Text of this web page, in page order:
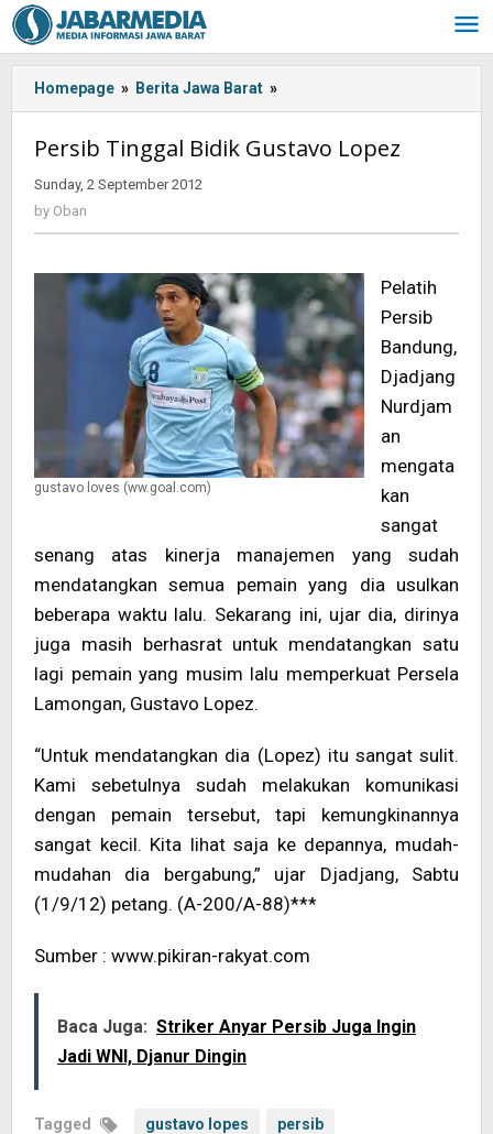
Skip
to
content
Homepage » Berita Jawa Barat »
-:IN-
>Persib
-:-
Persib Tinggal Bidik Gustavo Lopez
Sunday, 2 September 2012
by Oban
gustavo loves (ww.goal.com)
Pelatih
Persib
Bandung,
Djadjang
Nurdjam
an
mengata
kan
sangat
senang atas kinerja manajemen yang sudah
mendatangkan semua pemain yang dia usulkan
beberapa waktu lalu. Sekarang ini, ujar dia, dirinya
juga masih berhasrat untuk mendatangkan satu
lagi pemain yang musim lalu memperkuat Persela
Lamongan, Gustavo Lopez.
“Untuk mendatangkan dia (Lopez) itu sangat sulit.
Kami sebetulnya sudah melakukan komunikasi
dengan pemain tersebut, tapi kemungkinannya
sangat kecil. Kita lihat saja ke depannya, mudah-
mudahan dia bergabung,” ujar Djadjang, Sabtu
(1/9/12) petang. (A-200/A-88)***
Sumber : www.pikiran-rakyat.com
Baca Juga: Striker Anyar Persib Juga Ingin
Jadi WNI, Djanur Dingin
Tagged gustavo lopes persib